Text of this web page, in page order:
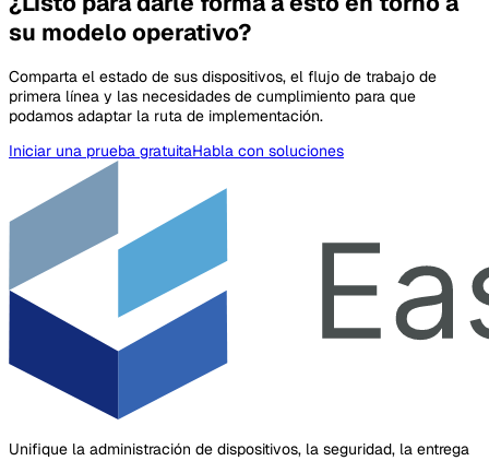
su modelo operativo?
Comparta el estado de sus dispositivos, el flujo de trabajo de
primera línea y las necesidades de cumplimiento para que
podamos adaptar la ruta de implementación.
Iniciar una prueba gratuitaHabla con soluciones
Unifique la administración de dispositivos, la seguridad, la entrega